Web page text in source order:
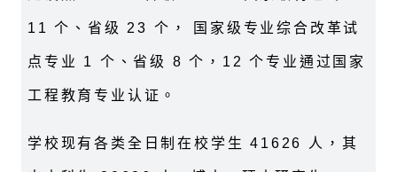
11 个、省级 23 个， 国家级专业综合改革试
点专业 1 个、省级 8 个，12 个专业通过国家
工程教育专业认证。
学校现有各类全日制在校学生 41626 人，其